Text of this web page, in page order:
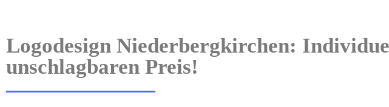
Logodesign Niederbergkirchen:
unschlagbaren Preis!